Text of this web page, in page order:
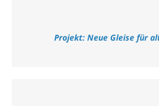
Projekt: Neue Gleise für